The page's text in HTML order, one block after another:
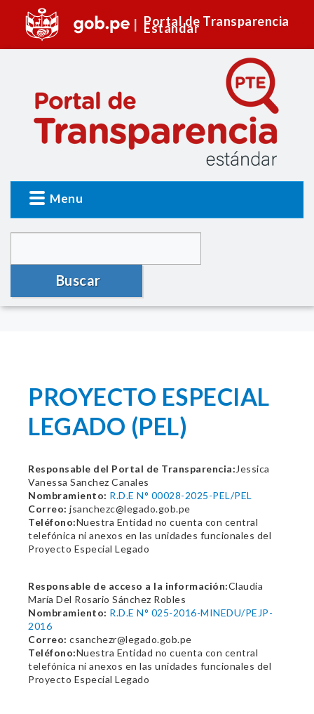
Portal de Transparencia
Estándar
Menu
Buscar
PROYECTO ESPECIAL
LEGADO (PEL)
Responsable del Portal de Transparencia: Jessica
Vanessa Sanchez Canales
Nombramiento: R.D.E N° 00028-2025-PEL/PEL
Correo: jsanchezc@legado.gob.pe
Teléfono:Nuestra Entidad no cuenta con central
telefónica ni anexos en las unidades funcionales del
Proyecto Especial Legado
Responsable de acceso a la información:Claudia
María Del Rosario Sánchez Robles
Nombramiento: R.D.E N° 025-2016-MINEDU/PEJP-
2016
Correo: csanchezr@legado.gob.pe
Teléfono:Nuestra Entidad no cuenta con central
telefónica ni anexos en las unidades funcionales del
Proyecto Especial Legado